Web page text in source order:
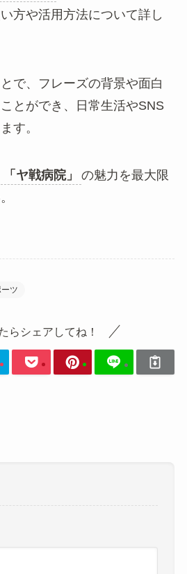
方や活用方法について詳し
で、フレーズの背景や面白
とができ、日常生活やSNS
す。
「ヤ戦病院」
の魅力を最大限
ツ
らシェアしてね！